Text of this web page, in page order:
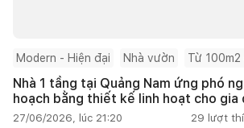
Modern - Hiện đại Nhà vườn Từ
Nhà 1 tầng tại Quảng Nam ứng phó
hoạch bằng thiết kế linh hoạt cho gia
27/06/2026, lúc 21:20 29 lượt